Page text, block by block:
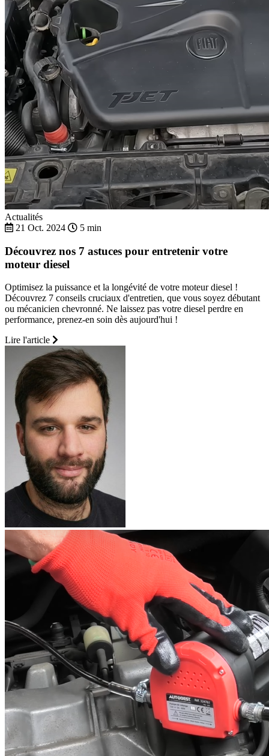
Actualités
21 Oct. 2024
5 min
Découvrez nos 7 astuces pour entretenir votre
moteur diesel
Optimisez la puissance et la longévité de votre moteur diesel !
Découvrez 7 conseils cruciaux d'entretien, que vous soyez débutant
ou mécanicien chevronné. Ne laissez pas votre diesel perdre en
performance, prenez-en soin dès aujourd'hui !
Lire l'article